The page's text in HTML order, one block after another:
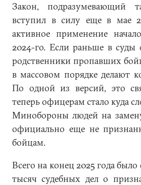
Закон, подразумевающий
вступил в силу еще в мае
активное применение
2024-го. Если раньше в суды
родственники пропавших
в массовом порядке делают
По одной из версий, это
теперь офицерам стало куда
Минобороны людей на
официально еще не
бойцам.
Всего на конец 2025 года
тысяч судебных дел о